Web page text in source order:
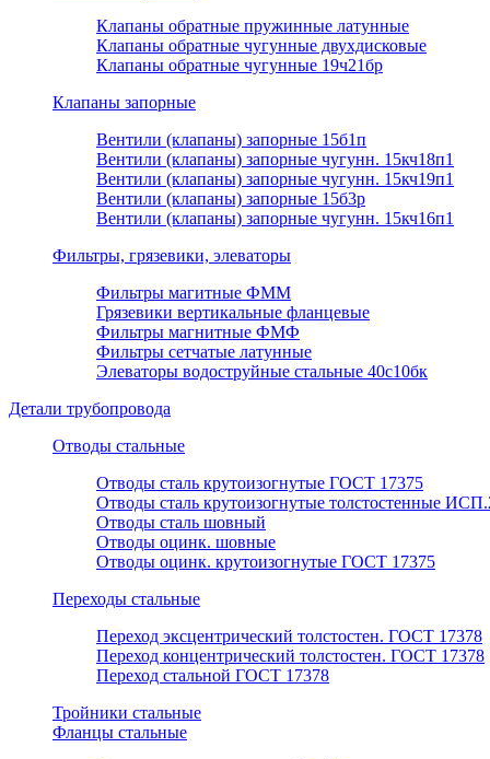
Клапаны обратные пружинные латунные
Клапаны обратные чугунные двухдисковые
Клапаны обратные чугунные 19ч21бр
Клапаны запорные
Вентили (клапаны) запорные 15б1п
Вентили (клапаны) запорные чугунн. 15кч18п1
Вентили (клапаны) запорные чугунн. 15кч19п1
Вентили (клапаны) запорные 15б3р
Вентили (клапаны) запорные чугунн. 15кч16п1
Фильтры, грязевики, элеваторы
Фильтры магитные ФММ
Грязевики вертикальные фланцевые
Фильтры магнитные ФМФ
Фильтры сетчатые латунные
Элеваторы водоструйные стальные 40с10бк
Детали трубопровода
Отводы стальные
Отводы сталь крутоизогнутые ГОСТ 17375
Отводы сталь крутоизогнутые толстостенные
Отводы сталь шовный
Отводы оцинк. шовные
Отводы оцинк. крутоизогнутые ГОСТ 17375
Переходы стальные
Переход эксцентрический толстостен. ГОСТ 17378
Переход концентрический толстостен. ГОСТ 17378
Переход стальной ГОСТ 17378
Тройники стальные
Фланцы стальные